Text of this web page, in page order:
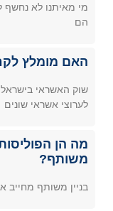
מי מאיתנו לא נחשף
הם
האם מומלץ
שוק האשראי
לערוצי אשראי שונים
מה הן
משותף?
בניין משותף מחייב